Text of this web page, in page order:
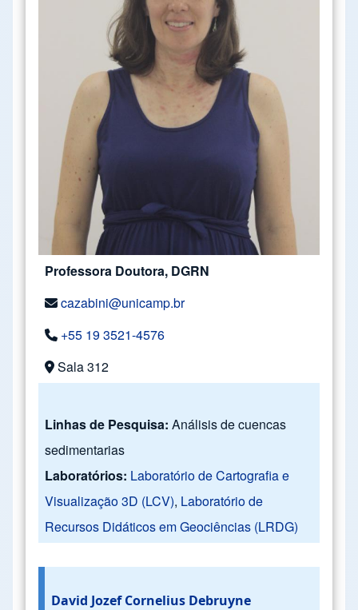
Professora Doutora, DGRN
cazabini@unicamp.br
+55 19 3521-4576
Sala 312
Linhas de Pesquisa: Análisis de cuencas
sedimentarias
Laboratórios: Laboratório de Cartografia e
Visualização 3D (LCV), Laboratório de
Recursos Didáticos em Geociências (LRDG)
David Jozef Cornelius Debruyne